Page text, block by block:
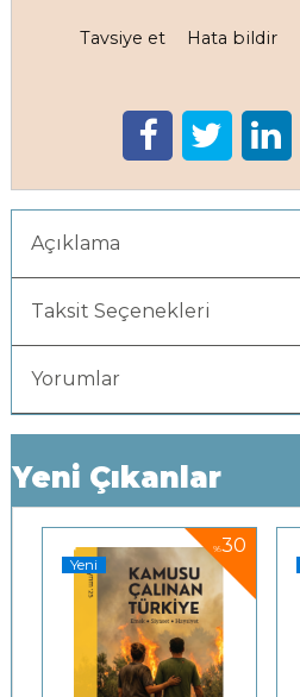
Tavsiye et Hata bildir
Açıklama
Taksit Seçenekleri
Yorumlar
Yeni Çıkanlar
%30
Yeni